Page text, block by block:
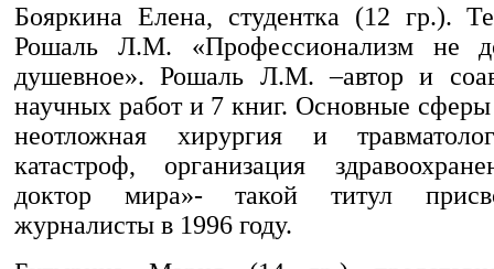
Бояркина Елена, студентка (12 гр.).
Рошаль Л.М. «Профессионализм не
душевное». Рошаль Л.М. –автор и
научных работ и 7 книг. Основные сферы
неотложная хирургия и
катастроф, организация
доктор мира»- такой титул
журналисты в 1996 году.